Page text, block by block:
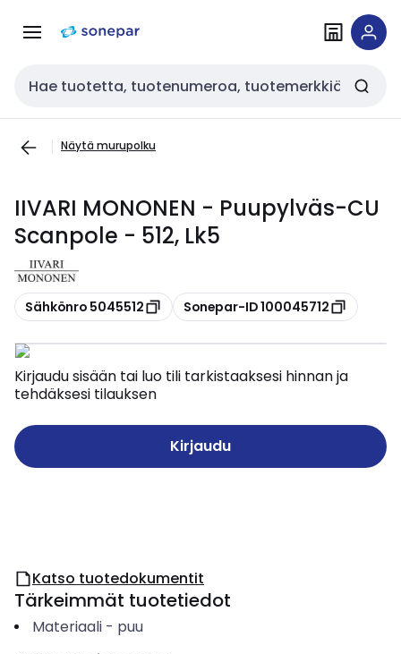
navigointiinsisältöön
Haku
Näytä murupolku
IIVARI MONONEN - Puupylväs-CU
Scanpole - 512, Lk5
Kopioi
Sähkönro 5045512 Kopioi
Sonepar-ID 100045712
Kirjaudu sisään tai luo tili tarkistaaksesi hinnan ja
tehdäksesi tilauksen
Kirjaudu
Katso tuotedokumentit
Tärkeimmät tuotetiedot
Materiaali- puu